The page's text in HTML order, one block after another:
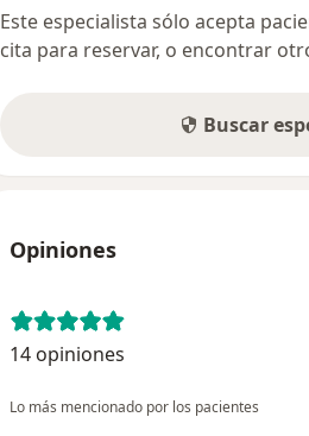
Este especialista sólo acepta
cita para reservar, o encontrar
Buscar
Opiniones
14 opiniones
Lo más mencionado por los pacientes